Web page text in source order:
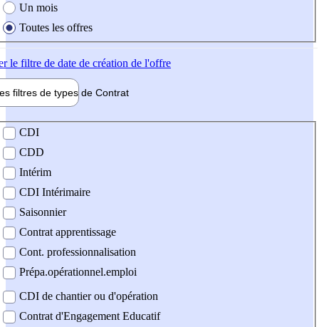
Un mois
Toutes les offres
le filtre de date de création de l'offre
filtres de types de Contrat
contrat
CDI
CDD
Intérim
CDI Intérimaire
Saisonnier
Contrat apprentissage
Cont. professionnalisation
Prépa.opérationnel.emploi
CDI de chantier ou d'opération
Contrat d'Engagement Educatif